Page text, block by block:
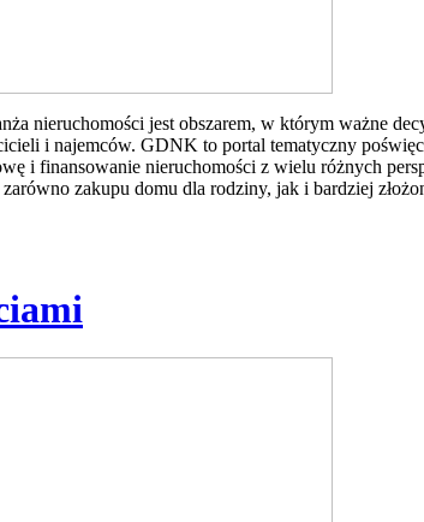
nieruchomości jest obszarem, w którym ważne
i najemców. GDNK to portal tematyczny
i finansowanie nieruchomości z wielu różnych
zakupu domu dla rodziny, jak i bardziej